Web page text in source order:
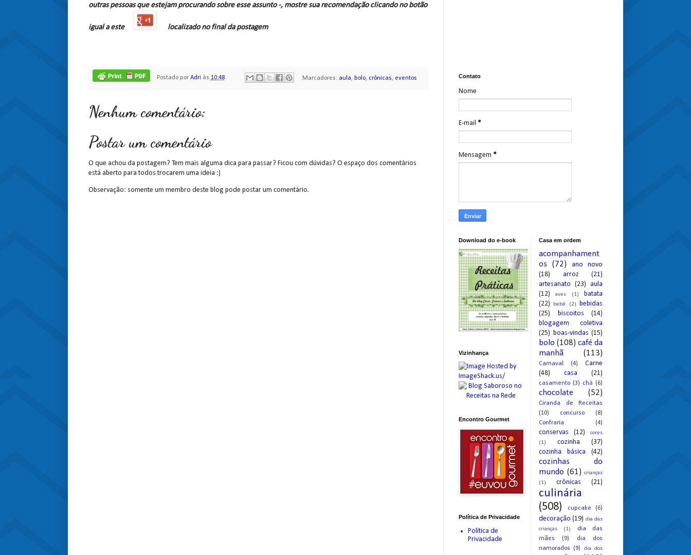
outras pessoas que estejam procurando sobre esse assunto -, mostre sua recomendação clicando no botão
igual a este localizado no final da postagem
Postado por Adri às 10:48 Marcadores: aula bolo, crônicas eventos
Nenhum comentário:
Postar um comentário
O que achou da postagem? Tem mais alguma dica para passar? Ficou com dúvidas? O espaço dos comentários
está aberto para todos trocarem uma ideia :)
Observação: somente um membro deste blog pode postar um comentário.
Contato
Nome
E-mail *
Mensagem *
Download do e-book
Vizinhança
Encontro Gourmet
Política de Privacidade
Política de
Privacidade
Casa em ordem
acompanhament
os
(72)
ano novo
(18)
arroz
(21)
artesanato (23) aula
(12)
aves (1)
batata
(22)
bebê (2)
bebidas
(25)
biscoitos
(14)
blogagem coletiva
(25) boas-vindas (15)
bolo (108) café da
manhã
(113)
Carnaval (4)
Carne
(48)
casa (21)
casamento (3) chá (6)
chocolate (52)
Ciranda de Receitas
(10)
concurso
(8)
Confraria
(4)
conservas (12)
cores
(1)
cozinha
(37)
cozinha básica
(42)
cozinhas do
mundo (61) crianças
(1)
crônicas (21)
culinária
(508)
cupcake (6)
decoração (19) dia das
crianças
(1)
dia das
mães
(9)
dia dos
namorados
(9) dia dos